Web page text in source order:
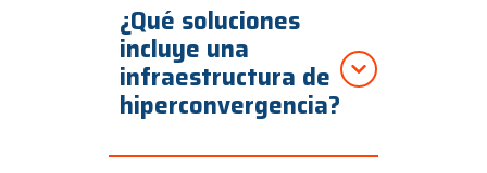
¿Qué soluciones
incluye una
infraestructura de
hiperconvergencia?